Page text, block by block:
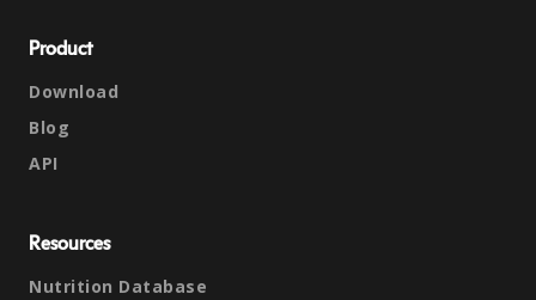
Product
Download
Blog
API
Resources
Nutrition Database